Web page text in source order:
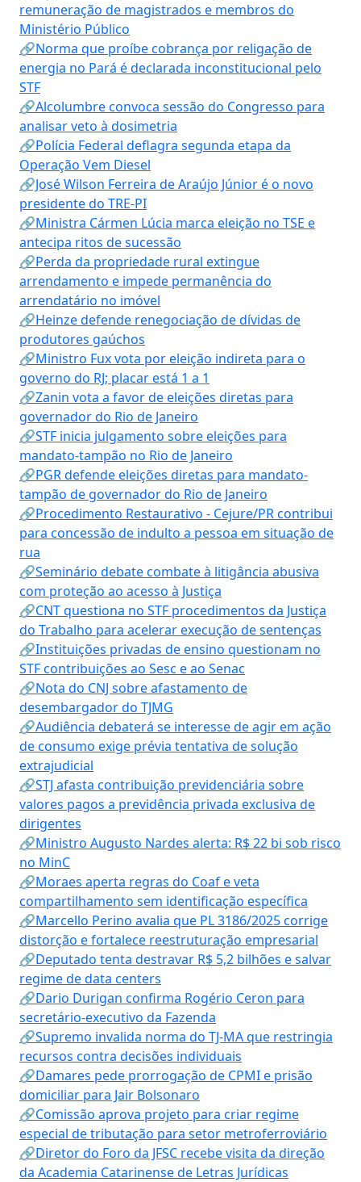
remuneração de magistrados e membros do
Ministério Público
🔗Norma que proíbe cobrança por religação de
energia no Pará é declarada inconstitucional pelo
STF
🔗Alcolumbre convoca sessão do Congresso para
analisar veto à dosimetria
🔗Polícia Federal deflagra segunda etapa da
Operação Vem Diesel
🔗José Wilson Ferreira de Araújo Júnior é o novo
presidente do TRE-PI
🔗Ministra Cármen Lúcia marca eleição no TSE e
antecipa ritos de sucessão
🔗Perda da propriedade rural extingue
arrendamento e impede permanência do
arrendatário no imóvel
🔗Heinze defende renegociação de dívidas de
produtores gaúchos
🔗Ministro Fux vota por eleição indireta para o
governo do RJ; placar está 1 a 1
🔗Zanin vota a favor de eleições diretas para
governador do Rio de Janeiro
🔗STF inicia julgamento sobre eleições para
mandato-tampão no Rio de Janeiro
🔗PGR defende eleições diretas para mandato-
tampão de governador do Rio de Janeiro
🔗Procedimento Restaurativo - Cejure/PR contribui
para concessão de indulto a pessoa em situação de
rua
🔗Seminário debate combate à litigância abusiva
com proteção ao acesso à Justiça
🔗CNT questiona no STF procedimentos da Justiça
do Trabalho para acelerar execução de sentenças
🔗Instituições privadas de ensino questionam no
STF contribuições ao Sesc e ao Senac
🔗Nota do CNJ sobre afastamento de
desembargador do TJMG
🔗Audiência debaterá se interesse de agir em ação
de consumo exige prévia tentativa de solução
extrajudicial
🔗STJ afasta contribuição previdenciária sobre
valores pagos a previdência privada exclusiva de
dirigentes
🔗Ministro Augusto Nardes alerta: R$ 22 bi sob risco
no MinC
🔗Moraes aperta regras do Coaf e veta
compartilhamento sem identificação específica
🔗Marcello Perino avalia que PL 3186/2025 corrige
distorção e fortalece reestruturação empresarial
🔗Deputado tenta destravar R$ 5,2 bilhões e salvar
regime de data centers
🔗Dario Durigan confirma Rogério Ceron para
secretário-executivo da Fazenda
🔗Supremo invalida norma do TJ-MA que restringia
recursos contra decisões individuais
🔗Damares pede prorrogação de CPMI e prisão
domiciliar para Jair Bolsonaro
🔗Comissão aprova projeto para criar regime
especial de tributação para setor metroferroviário
🔗Diretor do Foro da JFSC recebe visita da direção
da Academia Catarinense de Letras Jurídicas